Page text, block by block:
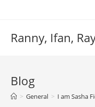
Ranny, Ifan,
Blog
> General > I am Sasha